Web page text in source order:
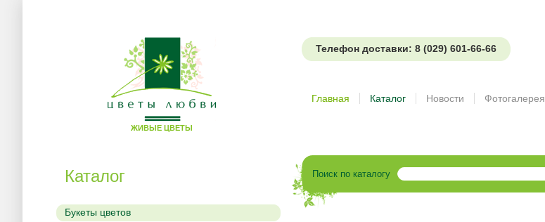
Цветы
ЖИВЫЕ ЦВЕТЫ
Телефон доставки: 8 (029) 601-66-66
Главная Каталог Новости Фотогалерея
Поиск по каталогу
Каталог
Букеты цветов